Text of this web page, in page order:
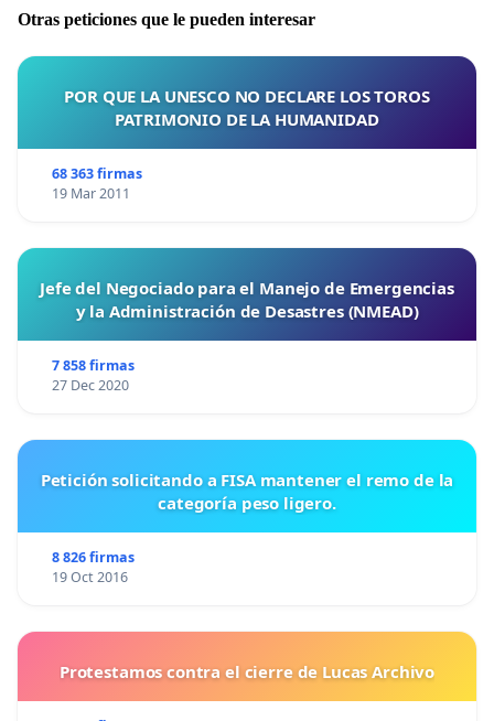
Otras peticiones que le pueden interesar
POR QUE LA UNESCO NO DECLARE LOS TOROS
PATRIMONIO DE LA HUMANIDAD
68 363 firmas
19 Mar 2011
Jefe del Negociado para el Manejo de Emergencias
y la Administración de Desastres (NMEAD)
7 858 firmas
27 Dec 2020
Petición solicitando a FISA mantener el remo de la
categoría peso ligero.
8 826 firmas
19 Oct 2016
Protestamos contra el cierre de Lucas Archivo